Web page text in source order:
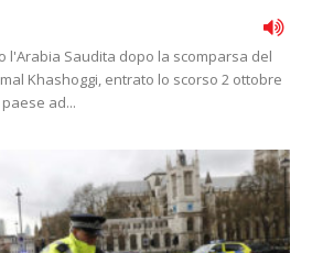
l'Arabia Saudita dopo la scomparsa del
Khashoggi, entrato lo scorso 2 ottobre
ad...